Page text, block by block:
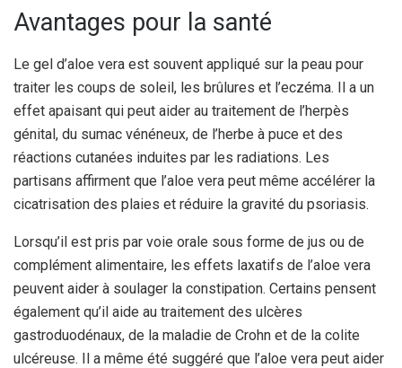
Avantages pour la santé
Le gel d’aloe vera est souvent appliqué sur la peau pour
traiter les coups de soleil, les brûlures et l’eczéma. Il a un
effet apaisant qui peut aider au traitement de l’herpès
génital, du sumac vénéneux, de l’herbe à puce et des
réactions cutanées induites par les radiations. Les
partisans affirment que l’aloe vera peut même accélérer la
cicatrisation des plaies et réduire la gravité du psoriasis.
Lorsqu’il est pris par voie orale sous forme de jus ou de
complément alimentaire, les effets laxatifs de l’aloe vera
peuvent aider à soulager la constipation. Certains pensent
également qu’il aide au traitement des ulcères
gastroduodénaux, de la maladie de Crohn et de la colite
ulcéreuse. Il a même été suggéré que l’aloe vera peut aider